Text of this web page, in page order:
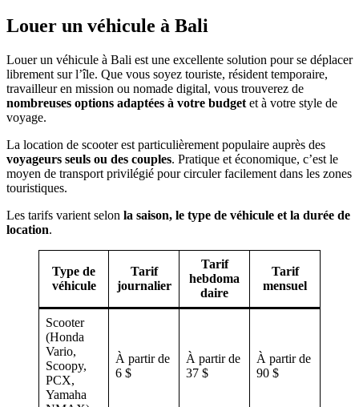
Louer un véhicule à Bali
Louer un véhicule à Bali est une excellente solution pour se déplacer
librement sur l’île. Que vous soyez touriste, résident temporaire,
travailleur en mission ou nomade digital, vous trouverez de
nombreuses options adaptées à votre budget et à votre style de
voyage.
La location de scooter est particulièrement populaire auprès des
voyageurs seuls ou des couples. Pratique et économique, c’est le
moyen de transport privilégié pour circuler facilement dans les zones
touristiques.
Les tarifs varient selon la saison, le type de véhicule et la durée de
location.
Type de
véhicule
Tarif
journalier
Tarif
hebdoma
daire
Tarif
mensuel
Scooter
(Honda
Vario,
Scoopy,
PCX,
Yamaha
À partir de
6 $
À partir de
37 $
À partir de
90 $